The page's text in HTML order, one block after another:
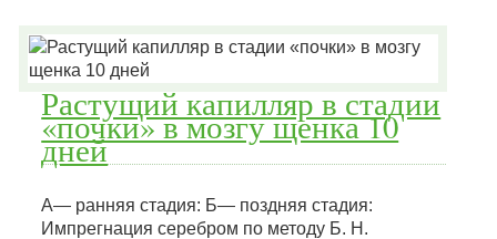
Растущий капилляр в стадии
«почки» в мозгу щенка 10
дней
А— ранняя стадия: Б— поздняя стадия:
Импрегнация серебром по методу Б. Н.